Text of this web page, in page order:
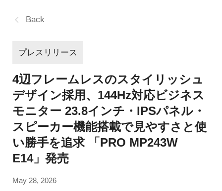
Back
プレスリリース
4辺フレームレスのスタイリッシュ
デザイン採用、144Hz対応ビジネス
モニター 23.8インチ・IPSパネル・
スピーカー機能搭載で見やすさと使
い勝手を追求 「PRO MP243W
E14」発売
May 28, 2026